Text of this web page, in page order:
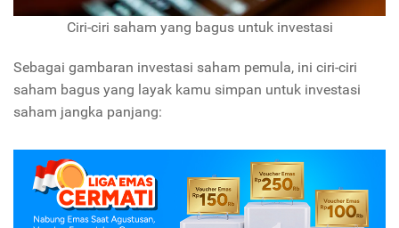
Ciri-ciri saham yang bagus untuk investasi
Sebagai gambaran investasi saham pemula, ini ciri-ciri
saham bagus yang layak kamu simpan untuk investasi
saham jangka panjang: